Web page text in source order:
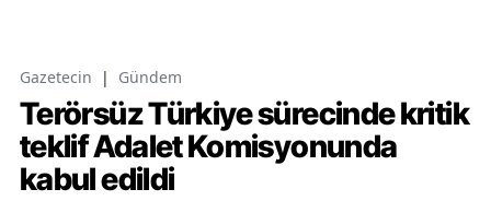
Gazetecin | Gündem
Terörsüz Türkiye sürecinde kritik
teklif Adalet Komisyonunda
kabul edildi